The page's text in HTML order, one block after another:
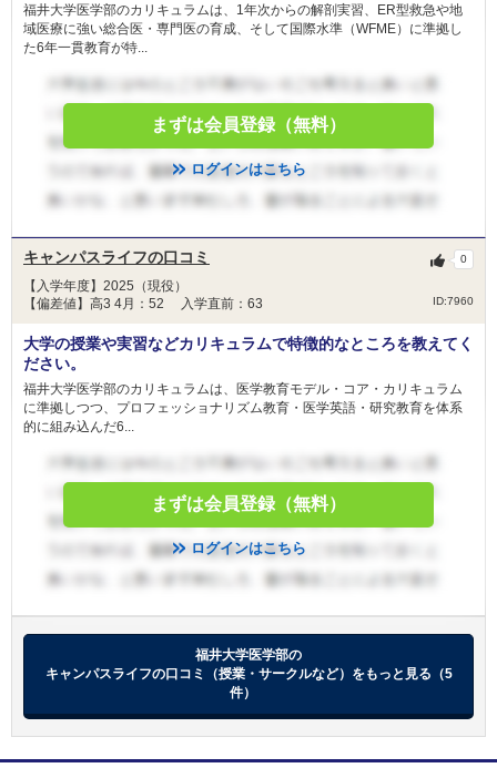
備考 -
-
福井大学に在籍する学部・大学院学生（社会人学
ス感染症の影響を受けてアルバイト収入に減少が
あった学生への経済的支援を目的としています。
条件
（１） 高等教育の修学支援新制度（給付型奨学
困窮者のみ）申請の実績がある学生及び、アルバ
的困窮度の高くなった学生
※新型コロナウイルスの罹患者・濃厚接触者とな
りアルバイトができなくなった
（２） 2022 年度アルバイト収入実績額（休業補
償金を含む）の月平均額と、2023 年
度申請対象月のアルバイト収入額（申請する日の
前月に得た収入額）を比較し
１５，０００円以上マイナスとなり、2022 年度
アルバイト先からの実績が分か
る通帳コピー又は現金支給明細書等を提出できる
（３） アルバイト目的が、教科書代等の修学費
又は、食費、光熱水費等の生活費とな
る学生
（４） 寄附者への感謝の意をお伝えできる学生
（５） 奨学金を学生名義の銀行口座へ振り込む
ため、金融機関名・支店名・口座種別・
口座番号・口座名義人がわかる通帳コピー等を提
出できる学生
福井大学医学部のカリキュラムは、1年次からの解剖実習、ER型救急や地
域医療に強い総合医・専門医の育成、そして国際水準（WFME）に準拠し
た6年一貫教育が特...
まずは会員登録（無料）
ログインはこちら
キャンパスライフの口コミ
【入学年度】2025（現役）
【偏差値】高3 4月：52 入学直前：63
ID:7960
0
大学の授業や実習などカリキュラムで特徴的なところを教えてく
ださい。
福井大学医学部のカリキュラムは、医学教育モデル・コア・カリキュラム
に準拠しつつ、プロフェッショナリズム教育・医学英語・研究教育を体系
的に組み込んだ6...
まずは会員登録（無料）
ログインはこちら
福井大学医学部の
キャンパスライフの口コミ（授業・サークルなど）をもっと見る（5
件）